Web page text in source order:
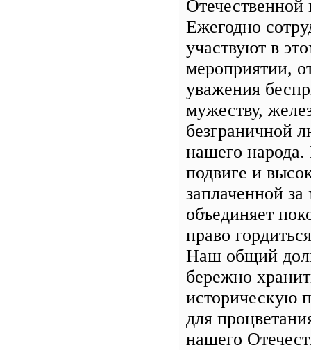
Отечественной
Ежегодно
участвуют в
мероприятии,
уважения
мужеству,
безграничной
нашего
подвиге и
заплаченной
объединяет
право
Наш общий
бережно
историческую
для
нашего